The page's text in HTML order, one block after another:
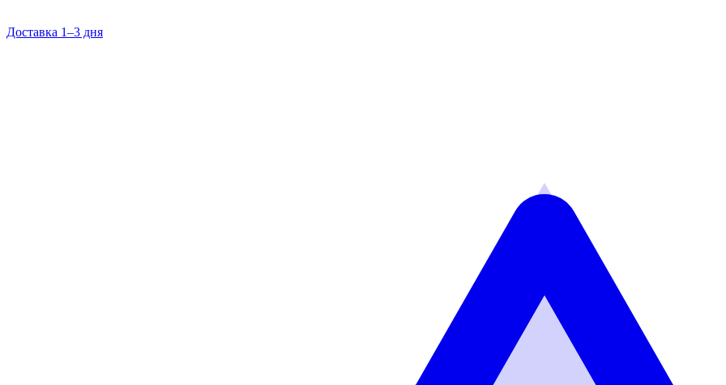
Доставка 1–3 дня